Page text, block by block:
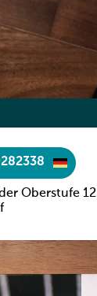
Oberstufe 12